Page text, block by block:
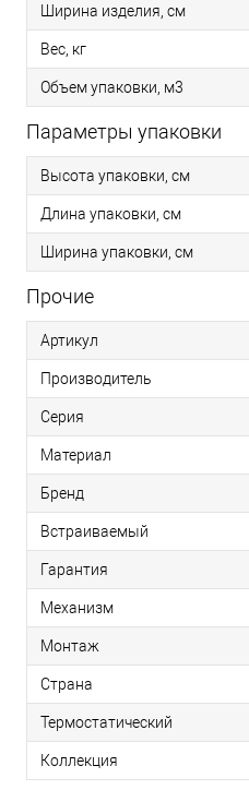
Ширина изделия, см
Вес, кг
Объем упаковки, м3
Параметры упаковки
Высота упаковки, см
Длина упаковки, см
Ширина упаковки, см
Прочие
Артикул
Производитель
Серия
Материал
Бренд
Встраиваемый
Гарантия
Механизм
Монтаж
Страна
Термостатический
Коллекция